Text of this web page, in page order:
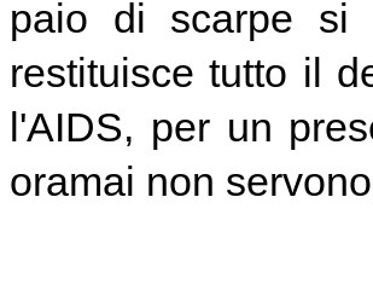
paio di scarpe si
restituisce tutto il
l'AIDS, per un
oramai non